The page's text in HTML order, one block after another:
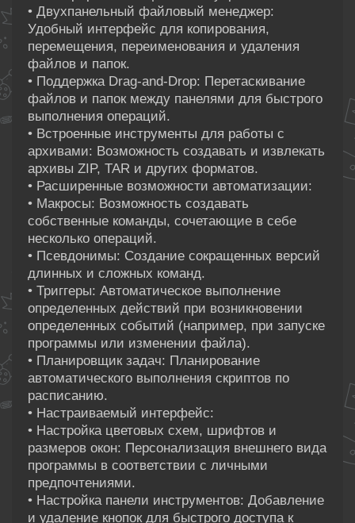
• Двухпанельный файловый менеджер:
Удобный интерфейс для копирования,
перемещения, переименования и удаления
файлов и папок.
• Поддержка Drag-and-Drop: Перетаскивание
файлов и папок между панелями для быстрого
выполнения операций.
• Встроенные инструменты для работы с
архивами: Возможность создавать и извлекать
архивы ZIP, TAR и других форматов.
• Расширенные возможности автоматизации:
• Макросы: Возможность создавать
собственные команды, сочетающие в себе
несколько операций.
• Псевдонимы: Создание сокращенных версий
длинных и сложных команд.
• Триггеры: Автоматическое выполнение
определенных действий при возникновении
определенных событий (например, при запуске
программы или изменении файла).
• Планировщик задач: Планирование
автоматического выполнения скриптов по
расписанию.
• Настраиваемый интерфейс:
• Настройка цветовых схем, шрифтов и
размеров окон: Персонализация внешнего вида
программы в соответствии с личными
предпочтениями.
• Настройка панели инструментов: Добавление
и удаление кнопок для быстрого доступа к